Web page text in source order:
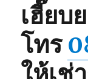
เฮี๊ยบ
โทร